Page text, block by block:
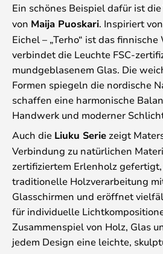
Ein schönes Beispiel dafür ist die
von Maija Puoskari. Inspiriert
Eichel – „Terho“ ist das
verbindet die Leuchte FSC-
mundgeblasenem Glas. Die
Formen spiegeln die nordische
schaffen eine harmonische
Handwerk und moderner
Auch die Liuku Serie zeigt
Verbindung zu natürlichen
zertifiziertem Erlenholz
traditionelle Holzverarbeitung
Glasschirmen und eröffnet
für individuelle
Zusammenspiel von Holz, Glas
jedem Design eine leichte,